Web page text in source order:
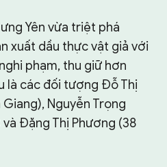
Yên vừa triệt phá
xuất dầu thực vật giả với
phạm, thu giữ hơn
là các đối tượng Đỗ Thị
Nguyễn Trọng
và Đặng Thị Phương (38